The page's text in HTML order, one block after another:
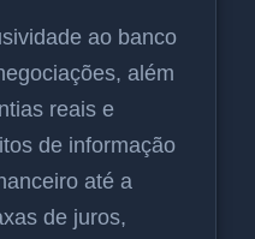
ao banco
além
reais e
de informação
até a
de juros,